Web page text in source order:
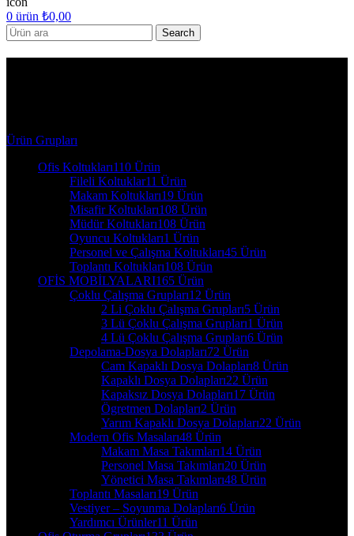
0 ürün ₺0,00
Search
Ürün Grupları
Ofis Koltukları110 Ürün
Fileli Koltuklar11 Ürün
Makam Koltukları19 Ürün
Misafir Koltukları108 Ürün
Müdür Koltukları108 Ürün
Oyuncu Koltukları1 Ürün
Personel ve Çalışma Koltukları45 Ürün
Toplantı Koltukları108 Ürün
OFİS MOBİLYALARI165 Ürün
Çoklu Çalışma Grupları12 Ürün
2 Li Çoklu Çalışma Grupları5 Ürün
3 Lü Çoklu Çalışma Grupları1 Ürün
4 Lü Çoklu Çalışma Grupları6 Ürün
Depolama-Dosya Dolapları72 Ürün
Cam Kapaklı Dosya Dolapları8 Ürün
Kapaklı Dosya Dolapları22 Ürün
Kapaksız Dosya Dolapları17 Ürün
Ögretmen Dolapları2 Ürün
Yarım Kapaklı Dosya Dolapları22 Ürün
Modern Ofis Masaları48 Ürün
Makam Masa Takımları14 Ürün
Personel Masa Takımları20 Ürün
Yönetici Masa Takımları48 Ürün
Toplantı Masaları19 Ürün
Vestiyer – Soyunma Dolapları6 Ürün
Yardımcı Ürünler11 Ürün